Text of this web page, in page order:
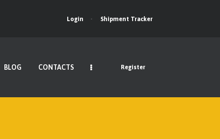
Login Shipment Tracker
BLOG CONTACTS Register